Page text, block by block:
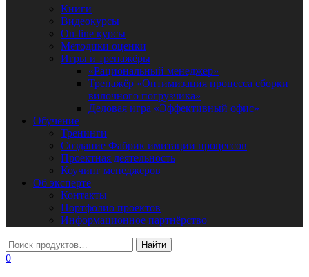
Книги
Видеокурсы
On-line курсы
Методики оценки
Игры и тренажёры
«Рациональный менеджер»
Тренажёр «Оптимизация процесса сборки
вилочного погрузчика»
Деловая игра «Эффективный офис»
Обучение
Тренинги
Создание Фабрик имитации процессов
Проектная деятельность
Коучинг менеджеров
Об эксперте
Контакты
Портфолио проектов
Информационное партнёрство
0